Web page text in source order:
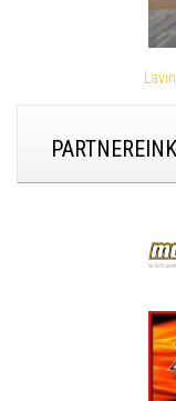
PARTNEREINK